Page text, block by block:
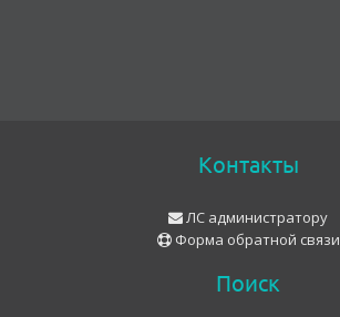
Контакты
ЛС администратору
Форма обратной связи
Поиск